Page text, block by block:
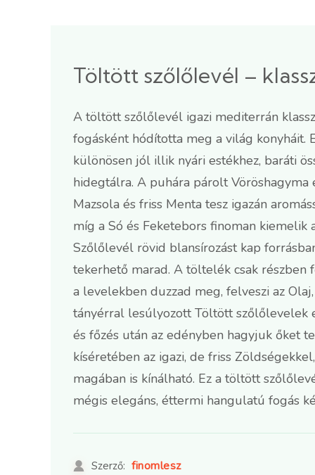
Töltött szőlőlevél –
A töltött szőlőlevél igazi mediterrán
fogásként hódította meg a világ konyháit.
különösen jól illik nyári estékhez, baráti
hidegtálra. A puhára párolt
Mazsola és friss Menta tesz igazán
míg a Só és Feketebors finoman kiemelik
Szőlőlevél rövid blansírozást kap
tekerhető marad. A töltelék csak részben
a levelekben duzzad meg, felveszi az
tányérral lesúlyozott Töltött szőlőlevelek
és főzés után az edényben hagyjuk őket
kíséretében az igazi, de friss
magában is kínálható. Ez a töltött
mégis elegáns, éttermi hangulatú fogás
Szerző: finomlesz